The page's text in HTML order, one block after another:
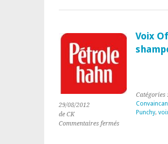
de
au
monoï
des
29/08/2012
de CK
Commentaires ferméssur
Voix
Catégories :
Punchy,